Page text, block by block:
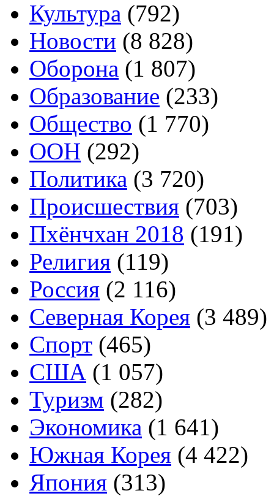
Культура (792)
Новости (8 828)
Оборона (1 807)
Образование (233)
Общество (1 770)
ООН (292)
Политика (3 720)
Происшествия (703)
Пхёнчхан 2018 (191)
Религия (119)
Россия (2 116)
Северная Корея (3 489)
Спорт (465)
США (1 057)
Туризм (282)
Экономика (1 641)
Южная Корея (4 422)
Япония (313)